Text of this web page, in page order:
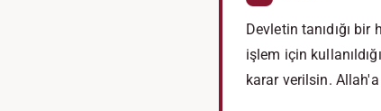
Devletin tanıdığı
işlem için
karar verilsin.